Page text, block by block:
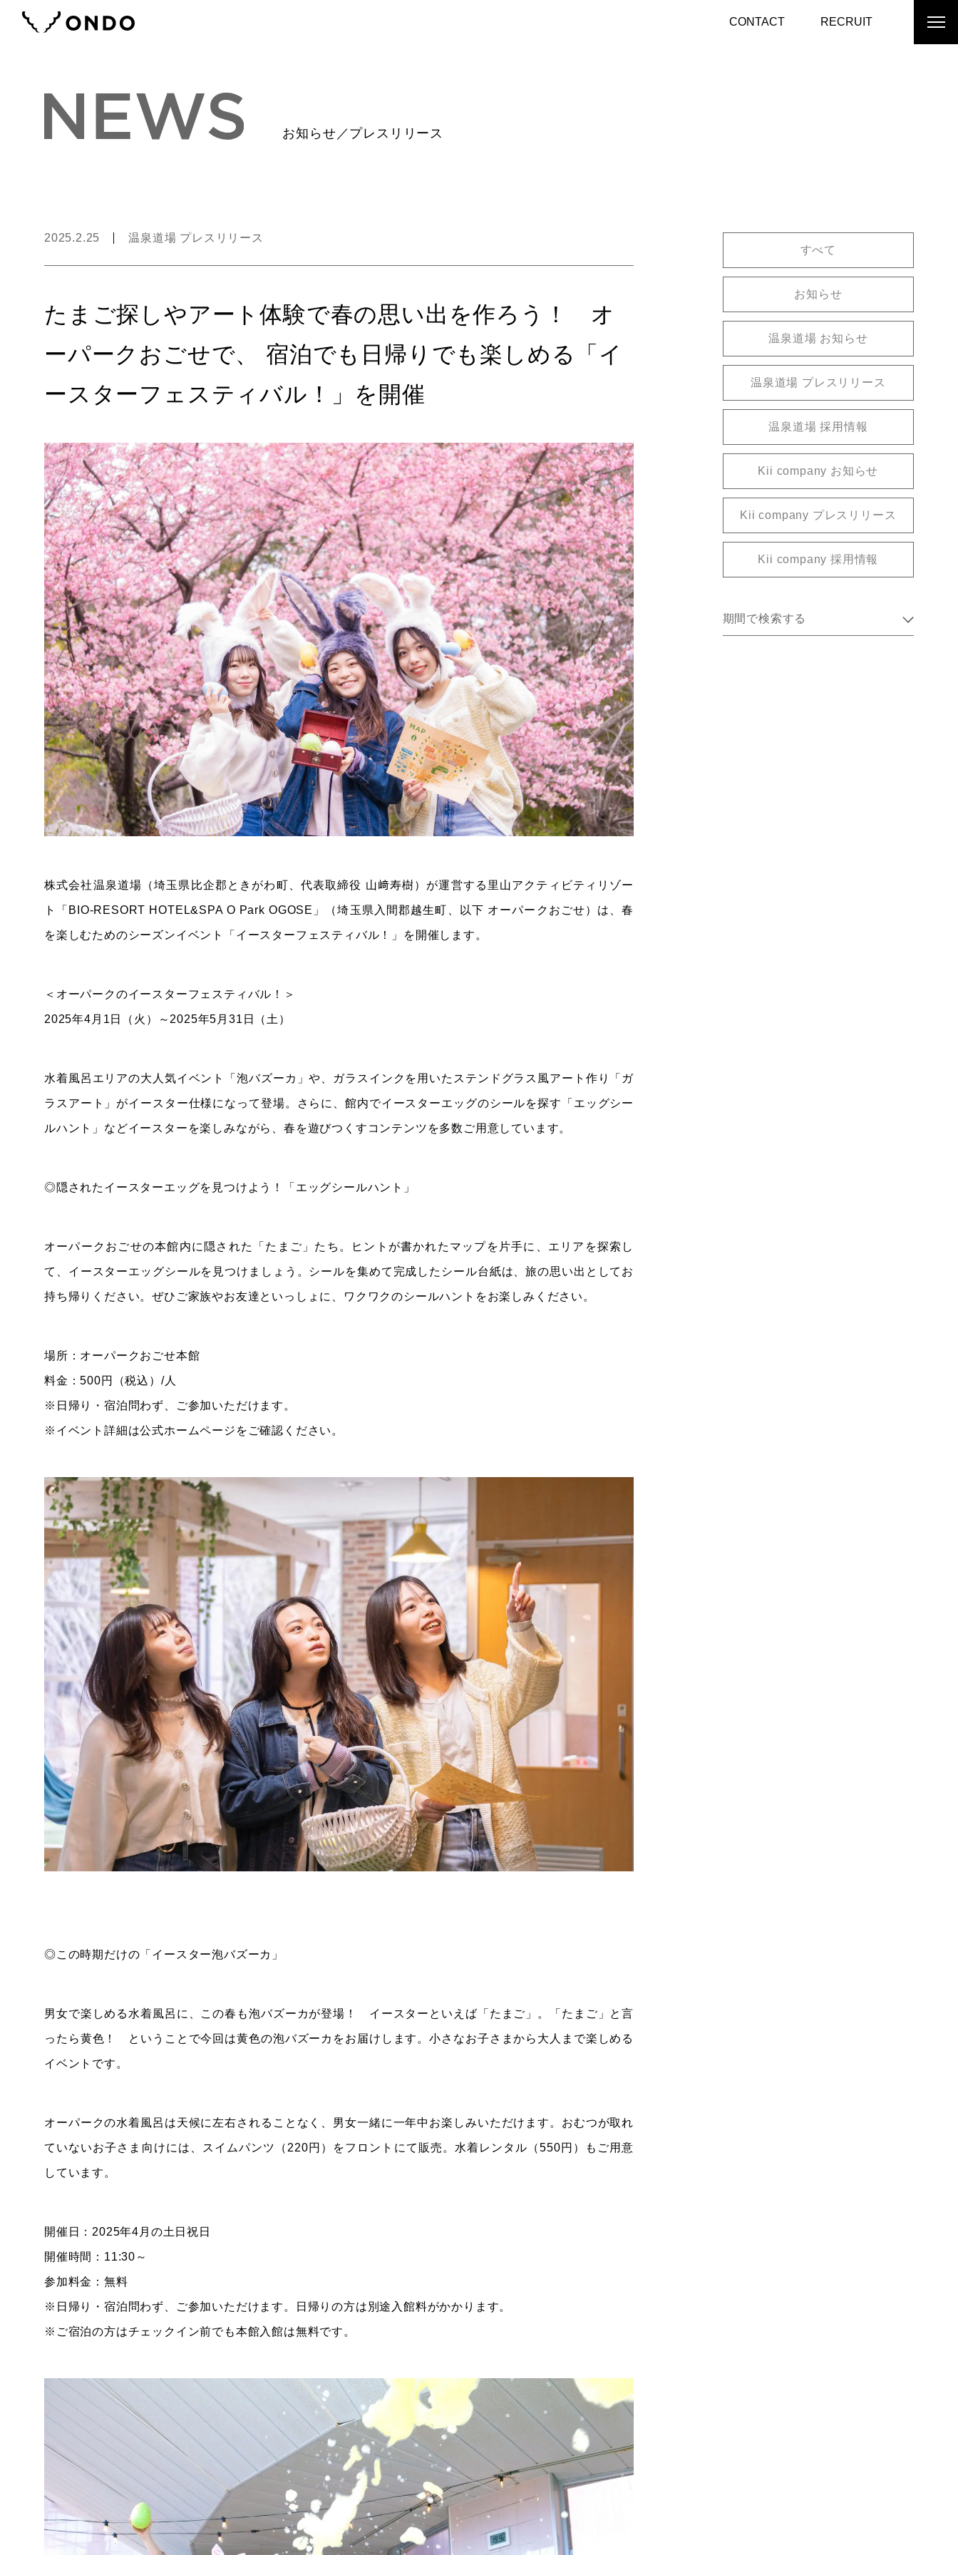
CONTACT RECRUIT
お知らせ／プレスリリース
2025.2.25 温泉道場 プレスリリース
たまご探しやアート体験で春の思い出を作ろう！ オ
ーパークおごせで、 宿泊でも日帰りでも楽しめる「イ
ースターフェスティバル！」を開催
株式会社温泉道場（埼玉県比企郡ときがわ町、代表取締役 山﨑寿樹）が運営する里山アクティビティリゾー
ト「BIO-RESORT HOTEL&SPA O Park OGOSE」（埼玉県入間郡越生町、以下 オーパークおごせ）は、春
を楽しむためのシーズンイベント「イースターフェスティバル！」を開催します。
＜オーパークのイースターフェスティバル！＞
2025年4月1日（火）～2025年5月31日（土）
水着風呂エリアの大人気イベント「泡バズーカ」や、ガラスインクを用いたステンドグラス風アート作り「ガ
ラスアート」がイースター仕様になって登場。さらに、館内でイースターエッグのシールを探す「エッグシー
ルハント」などイースターを楽しみながら、春を遊びつくすコンテンツを多数ご用意しています。
◎隠されたイースターエッグを見つけよう！「エッグシールハント」
オーパークおごせの本館内に隠された「たまご」たち。ヒントが書かれたマップを片手に、エリアを探索し
て、イースターエッグシールを見つけましょう。シールを集めて完成したシール台紙は、旅の思い出としてお
持ち帰りください。ぜひご家族やお友達といっしょに、ワクワクのシールハントをお楽しみください。
場所：オーパークおごせ本館
料金：500円（税込）/人
※日帰り・宿泊問わず、ご参加いただけます。
※イベント詳細は公式ホームページをご確認ください。
◎この時期だけの「イースター泡バズーカ」
男女で楽しめる水着風呂に、この春も泡バズーカが登場！ イースターといえば「たまご」。「たまご」と言
ったら黄色！ ということで今回は黄色の泡バズーカをお届けします。小さなお子さまから大人まで楽しめる
イベントです。
オーパークの水着風呂は天候に左右されることなく、男女一緒に一年中お楽しみいただけます。おむつが取れ
ていないお子さま向けには、スイムパンツ（220円）をフロントにて販売。水着レンタル（550円）もご用意
しています。
開催日：2025年4月の土日祝日
開催時間：11:30～
参加料金：無料
※日帰り・宿泊問わず、ご参加いただけます。日帰りの方は別途入館料がかかります。
※ご宿泊の方はチェックイン前でも本館入館は無料です。
すべて
お知らせ
温泉道場 お知らせ
温泉道場 プレスリリース
温泉道場 採用情報
Kii company お知らせ
Kii company プレスリリース
Kii company 採用情報
期間で検索する